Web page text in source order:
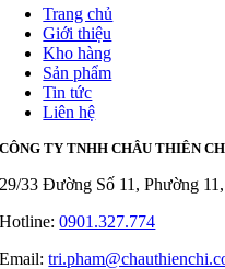
Trang chủ
Giới thiệu
Kho hàng
Sản phẩm
Tin tức
Liên hệ
CÔNG TY TNHH CHÂU THIÊN
29/33 Đường Số 11, Phường
Hotline:0901.327.774
Email: